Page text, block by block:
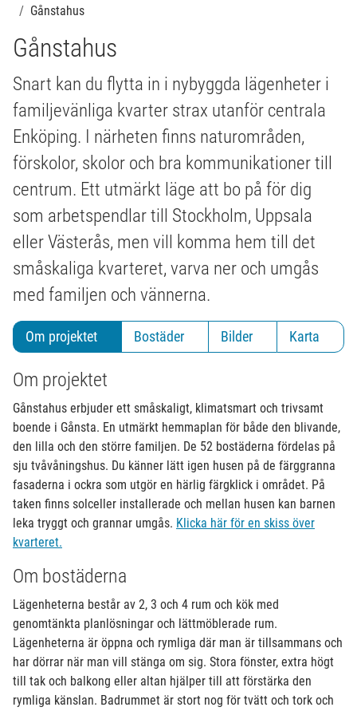
Gånstahus
Gånstahus
Snart kan du flytta in i nybyggda lägenheter i
familjevänliga kvarter strax utanför centrala
Enköping. I närheten finns naturområden,
förskolor, skolor och bra kommunikationer till
centrum. Ett utmärkt läge att bo på för dig
som arbetspendlar till Stockholm, Uppsala
eller Västerås, men vill komma hem till det
småskaliga kvarteret, varva ner och umgås
med familjen och vännerna.
Om projektet Bostäder Bilder Karta
Om projektet
Gånstahus erbjuder ett småskaligt, klimatsmart och trivsamt
boende i Gånsta. En utmärkt hemmaplan för både den blivande,
den lilla och den större familjen. De 52 bostäderna fördelas på
sju tvåvåningshus. Du känner lätt igen husen på de färggranna
fasaderna i ockra som utgör en härlig färgklick i området. På
taken finns solceller installerade och mellan husen kan barnen
leka tryggt och grannar umgås. Klicka här för en skiss över
kvarteret.
Om bostäderna
Lägenheterna består av 2, 3 och 4 rum och kök med
genomtänkta planlösningar och lättmöblerade rum.
Lägenheterna är öppna och rymliga där man är tillsammans och
har dörrar när man vill stänga om sig. Stora fönster, extra högt
till tak och balkong eller altan hjälper till att förstärka den
rymliga känslan. Badrummet är stort nog för tvätt och tork och